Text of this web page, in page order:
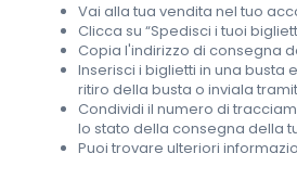
Vai alla tua vendita nel tuo
Clicca su “Spedisci i tuoi
Copia l'indirizzo di consegna
Inserisci i biglietti in una busta
ritiro della busta o inviala
Condividi il numero di
lo stato della consegna della
Puoi trovare ulteriori